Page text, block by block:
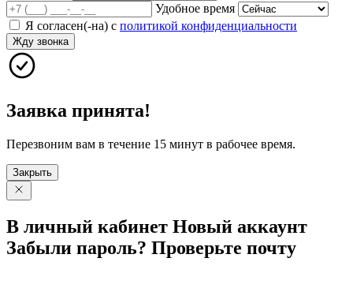
Удобное время
Я согласен(-на) с политикой конфиденциальности
Жду звонка
Заявка принята!
Перезвоним вам в течение 15 минут в рабочее время.
Закрыть
В личный кабинет Новый аккаунт
Забыли пароль? Проверьте почту